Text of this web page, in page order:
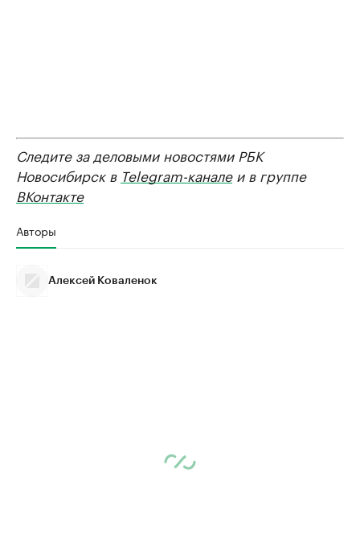
Следите за деловыми новостями РБК
Новосибирск в Telegram-каналеи в группе
ВКонтакте
Авторы
Алексей Коваленок